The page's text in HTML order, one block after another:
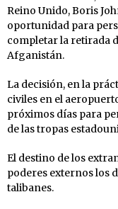
Reino Unido, Boris
oportunidad para
completar la retirada
Afganistán.
La decisión, en la
civiles en el
próximos días para
de las tropas
El destino de los
poderes externos los
talibanes.